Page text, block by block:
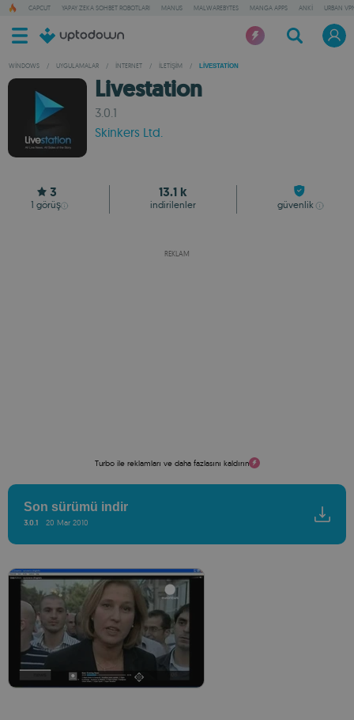
CAPCUT YAPAY ZEKA SOHBET ROBOTLARI MANUS MALWAREBYTES MANGA APPS ANKI URBAN
WINDOWS / UYGULAMALAR / İNTERNET / İLETIŞIM / LIVESTATION
Livestation
3.0.1
Skinkers Ltd.
3
1 görüş
13.1 k
indirilenler güvenlik
REKLAM
Turbo ile reklamları ve daha fazlasını kaldırın
Son sürümü indir
3.0.1 20 Mar 2010